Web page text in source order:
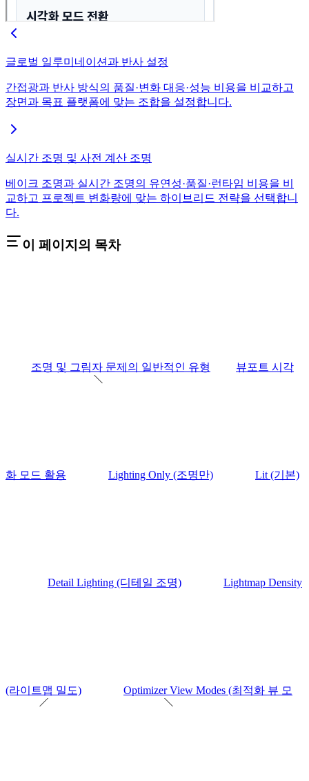
글로벌 일루미네이션과 반사 설정
간접광과 반사 방식의 품질·변화 대응·성능 비용을 비교하고
장면과 목표 플랫폼에 맞는 조합을 설정합니다.
실시간 조명 및 사전 계산 조명
베이크 조명과 실시간 조명의 유연성·품질·런타임 비용을 비
교하고 프로젝트 변화량에 맞는 하이브리드 전략을 선택합니
다.
이 페이지의 목차
조명 및 그림자 문제의 일반적인 유형 뷰포트 시각
화 모드 활용 Lighting Only (조명만) Lit (기본)
Detail Lighting (디테일 조명) Lightmap Density
(라이트맵 밀도) Optimizer View Modes (최적화 뷰 모